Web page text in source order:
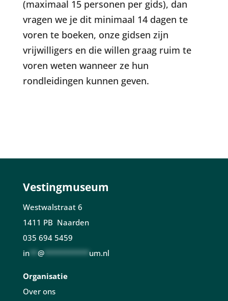
(maximaal 15 personen per gids), dan
vragen we je dit minimaal 14 dagen te
voren te boeken, onze gidsen zijn
vrijwilligers en die willen graag ruim te
voren weten wanneer ze hun
rondleidingen kunnen geven.
Vestingmuseum
Westwalstraat 6
1411 PB Naarden
035 694 5459
in** @*********** um.nl
Organisatie
Over ons